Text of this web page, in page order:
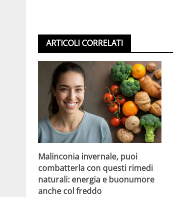
ARTICOLI CORRELATI
Malinconia invernale, puoi
combatterla con questi rimedi
naturali: energia e buonumore
anche col freddo